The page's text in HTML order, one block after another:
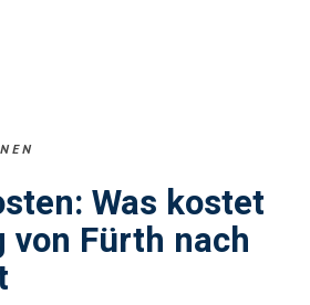
Was kostet
von Fürth nach